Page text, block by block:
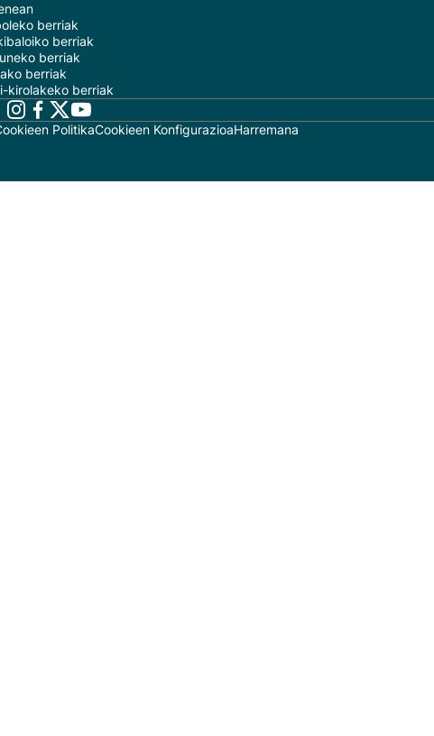
berriak
berriak
berriak
berriak
kirolakeko berriak
PolitikaCookieen KonfigurazioaHarremana